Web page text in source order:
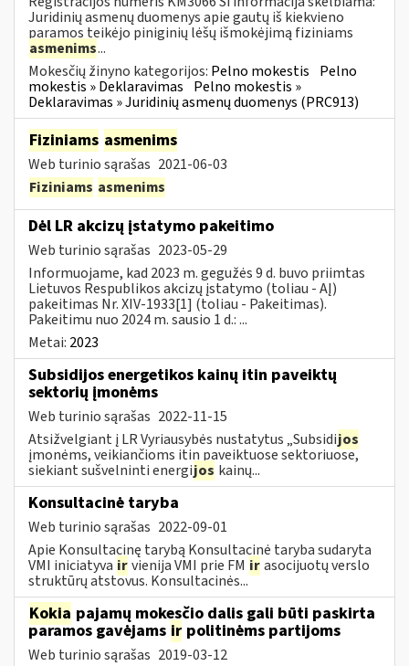
Juridinių asmenų duomenys apie gautų iš kiekvieno
paramos teikėjo piniginių lėšų išmokėjimą fiziniams
asmenims...
Mokesčių žinyno kategorijos: Pelno mokestis Pelno
mokestis » Deklaravimas Pelno mokestis »
Deklaravimas » Juridinių asmenų duomenys (PRC913)
Fiziniams asmenims
Web turinio sąrašas 2021-06-03
Fiziniams asmenims
Dėl LR akcizų įstatymo pakeitimo
Web turinio sąrašas 2023-05-29
Informuojame, kad 2023 m. gegužės 9 d. buvo priimtas
Lietuvos Respublikos akcizų įstatymo (toliau - AĮ)
pakeitimas Nr. XIV-1933[1] (toliau - Pakeitimas).
Pakeitimu nuo 2024 m. sausio 1 d.: ...
Metai: 2023
Subsidijos energetikos kainų itin paveiktų
sektorių įmonėms
Web turinio sąrašas 2022-11-15
Atsižvelgiant į LR Vyriausybės nustatytus „Subsidijos
įmonėms, veikiančioms itin paveiktuose sektoriuose,
siekiant sušvelninti energijos kainų...
Konsultacinė taryba
Web turinio sąrašas 2022-09-01
Apie Konsultacinę tarybą Konsultacinė taryba sudaryta
VMI iniciatyva irvienija VMI prie FM irasocijuotų verslo
struktūrų atstovus. Konsultacinės...
Kokia pajamų mokesčio dalis gali būti paskirta
paramos gavėjams ir politinėms partijoms
Web turinio sąrašas 2019-03-12